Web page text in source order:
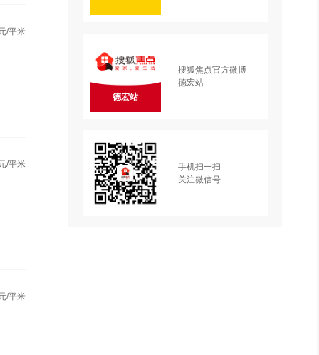
/平米
/平米
/平米
德宏站
搜狐焦点官方微博
德宏站
手机扫一扫
关注微信号